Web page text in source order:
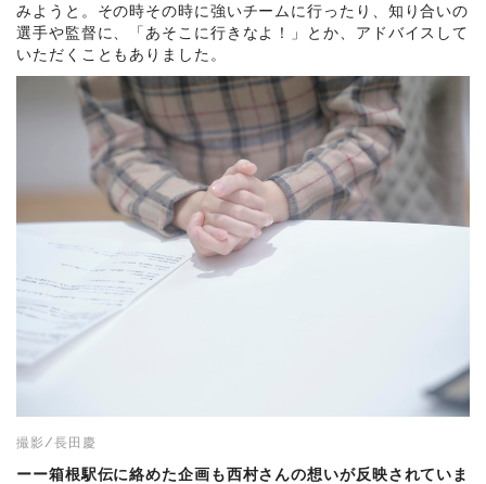
みようと。その時その時に強いチームに行ったり、知り合いの
選手や監督に、「あそこに行きなよ！」とか、アドバイスして
いただくこともありました。
撮影/長田慶
ーー箱根駅伝に絡めた企画も西村さんの想いが反映されていま